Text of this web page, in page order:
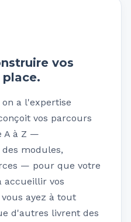
vos
a l'expertise
vos parcours
A à Z —
modules,
— pour que votre
accueillir vos
ayez à tout
d'autres livrent des